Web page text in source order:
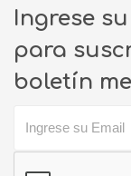
Ingrese
para
boletín